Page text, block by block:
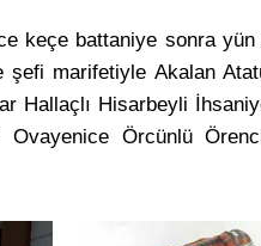
keçe battaniye sonra
marifetiyle Akalan
Hallaçlı Hisarbeyli
Ovayenice Örcünlü